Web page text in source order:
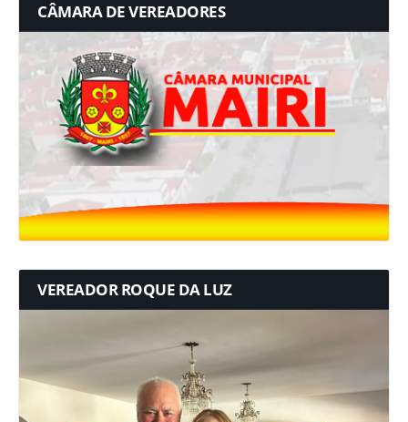
CÂMARA DE VEREADORES
VEREADOR ROQUE DA LUZ